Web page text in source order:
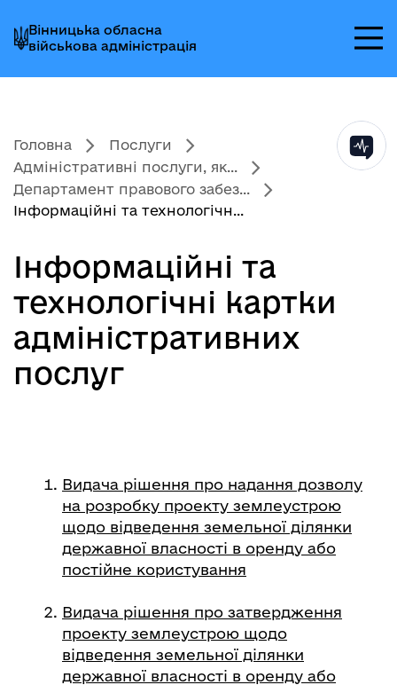
до
головного
меню
до
головного
вмісту
до
головного
колонтитула
Вінницька обласна
військова адміністрація
Головна
Послуги
Адміністративні послуги, як...
Департамент правового забез...
Інформаційні та технологічн...
Інформаційні та
технологічні картки
адміністративних
послуг
Видача рішення про надання дозволу
на розробку проекту землеустрою
щодо відведення земельної ділянки
державної власності в оренду або
постійне користування
Видача рішення про затвердження
проекту землеустрою щодо
відведення земельної ділянки
державної власності в оренду або